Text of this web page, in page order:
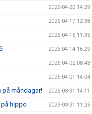
2026-04-20 14:29
2026-04-17 12:38
2026-04-15 11:35
2026-04-14 16:29
2026-04-02 08:43
2026-04-01 14:04
måndagar! 2026-03-31 14:11
hippo 2026-03-31 11:25